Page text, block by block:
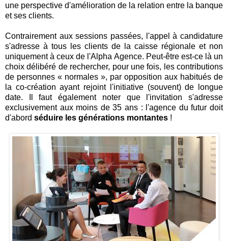
une perspective d'amélioration de la relation entre la banque
et ses clients.
Contrairement aux sessions passées, l'appel à candidature
s'adresse à tous les clients de la caisse régionale et non
uniquement à ceux de l'Alpha Agence. Peut-être est-ce là un
choix délibéré de rechercher, pour une fois, les contributions
de personnes « normales », par opposition aux habitués de
la co-création ayant rejoint l'initiative (souvent) de longue
date. Il faut également noter que l'invitation s'adresse
exclusivement aux moins de 35 ans : l'agence du futur doit
d'abord séduire les générations montantes !